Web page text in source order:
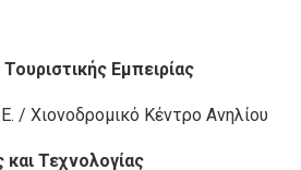
Εμπειρίας
/ Χιονοδρομικό Κέντρο Ανηλίου
και Τεχνολογίας